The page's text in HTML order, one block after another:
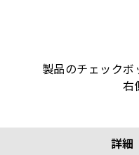
製品のチェックボ
右
詳細